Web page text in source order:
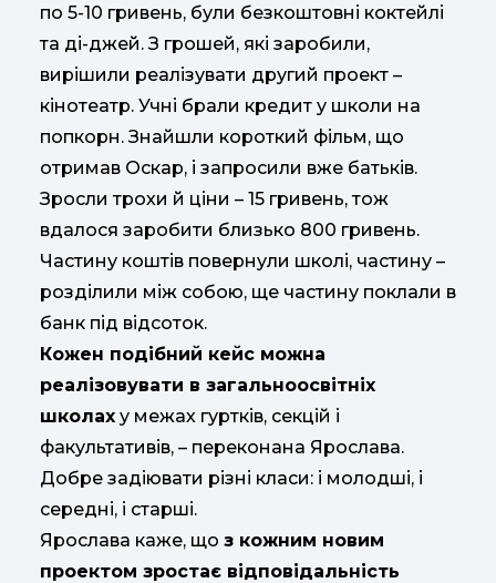
по 5-10 гривень, були безкоштовні коктейлі
та ді-джей. З грошей, які заробили,
вирішили реалізувати другий проект –
кінотеатр. Учні брали кредит у школи на
попкорн. Знайшли короткий фільм, що
отримав Оскар, і запросили вже батьків.
Зросли трохи й ціни – 15 гривень, тож
вдалося заробити близько 800 гривень.
Частину коштів повернули школі, частину –
розділили між собою, ще частину поклали в
банк під відсоток.
Кожен подібний кейс можна
реалізовувати в загальноосвітніх
школах у межах гуртків, секцій і
факультативів, – переконана Ярослава.
Добре задіювати різні класи: і молодші, і
середні, і старші.
Ярослава каже, що з кожним новим
проектом зростає відповідальність